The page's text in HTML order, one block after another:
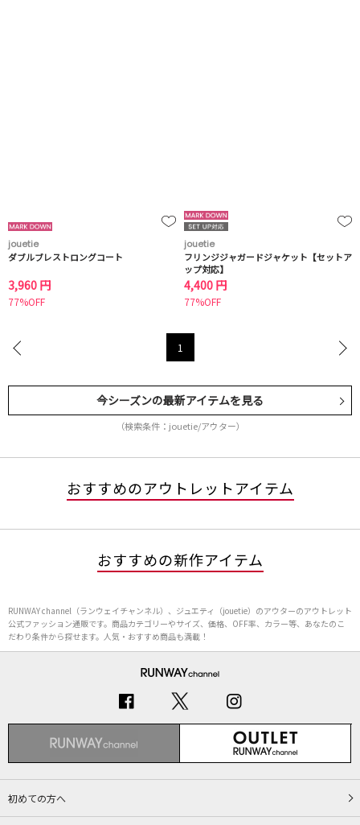
jouetie
ダブルブレストロングコート
3,960 円
77%OFF
jouetie
フリンジジャガードジャケット【セットア
ップ対応】
4,400 円
77%OFF
1
今シーズンの最新アイテムを見る
（検索条件：jouetie/アウター）
おすすめのアウトレットアイテム
おすすめの新作アイテム
RUNWAY channel（ランウェイチャンネル）、ジュエティ（jouetie）のアウターのアウトレット
公式ファッション通販です。商品カテゴリーやサイズ、価格、OFF率、カラー等、あなたのこ
だわり条件から探せます。人気・おすすめ商品も満載！
初めての方へ